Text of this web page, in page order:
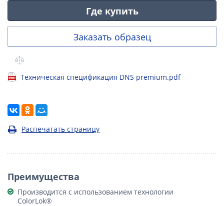
Где купить
Заказать образец
Техническая спецификация DNS premium.pdf
Распечатать страницу
Преимущества
Производится с использованием технологии
ColorLok®